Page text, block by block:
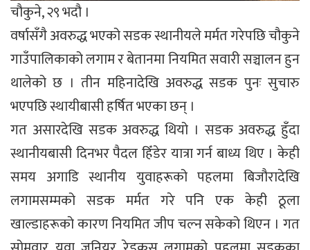
चौकुने, २९ भदौ ।
वर्षासँगै अवरुद्ध भएको सडक स्थानीयले मर्मत गरेपछि चौकुने
गाउँपालिकाको लगाम र बेतानमा नियमित सवारी सञ्चालन हुन
थालेको छ । तीन महिनादेखि अवरुद्ध सडक पुनः सुचारु
भएपछि स्थायीबासी हर्षित भएका छन् ।
गत असारदेखि सडक अवरुद्ध थियो । सडक अवरुद्ध हुँदा
स्थानीयबासी दिनभर पैदल हिँडेर यात्रा गर्न बाध्य थिए । केही
समय अगाडि स्थानीय युवाहरूको पहलमा बिजौरादेखि
लगामसम्मको सडक मर्मत गरे पनि एक केही ठूला
खाल्डाहरूको कारण नियमित जीप चल्न सकेको थिएन । गत